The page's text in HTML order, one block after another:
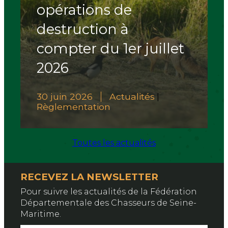
opérations de
destruction à
compter du 1er juillet
2026
30 juin 2026 Actualités
Règlementation
Toutes les actualités
RECEVEZ LA NEWSLETTER
Pour suivre les actualités de la Fédération
Départementale des Chasseurs de Seine-
Maritime.